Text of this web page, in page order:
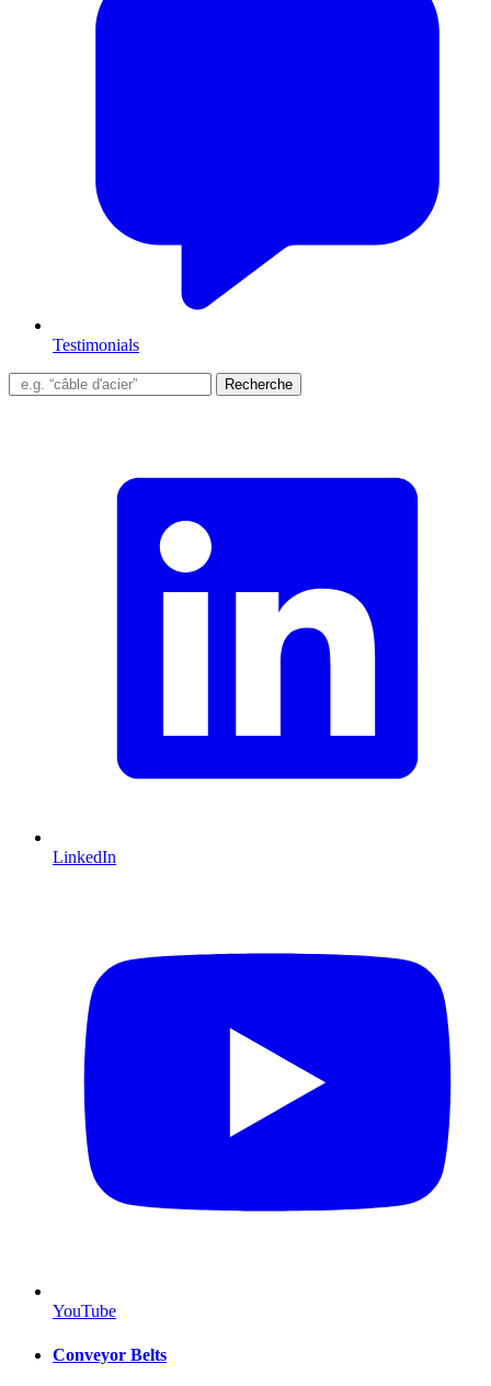
Testimonials
Recherche
LinkedIn
YouTube
Conveyor Belts